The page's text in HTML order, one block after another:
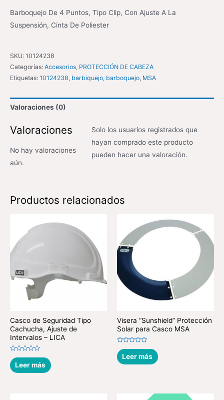
Barboquejo De 4 Puntos, Tipo Clip, Con Ajuste A La
Suspensión, Cinta De Poliester
SKU: 10124238
Categorías: Accesorios, PROTECCIÓN DE CABEZA
Etiquetas: 10124238, barbiquejo, barboquejo, MSA
Valoraciones (0)
Valoraciones
No hay valoraciones
aún.
Solo los usuarios registrados que
hayan comprado este producto
pueden hacer una valoración.
Productos relacionados
Casco de Seguridad Tipo
Cachucha, Ajuste de
Intervalos – LICA
Valorado
en
0
de
Leer más
Visera “Sunshield” Protección
Solar para Casco MSA
Valorado
en
0
de
Leer más